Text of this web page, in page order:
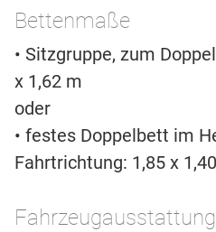
Bettenmaße
• Sitzgruppe, zum
x 1,62 m
oder
• festes Doppelbett im
Fahrtrichtung: 1,85 x
Fahrzeugausstattung